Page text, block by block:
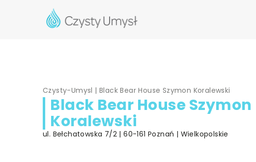
Czysty-Umysl |Black Bear House Szymon Koralewski
Black Bear House Szymon
Koralewski
ul. Bełchatowska 7/2 | 60-161 Poznań | Wielkopolskie